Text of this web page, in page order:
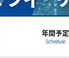
年間予定
Schedule